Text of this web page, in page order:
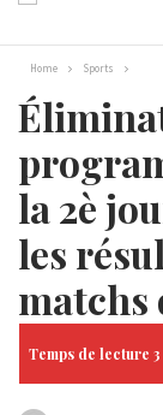
Home Sports
la 2è
les
matchs